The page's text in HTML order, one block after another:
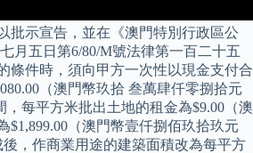
批示宣告，並在《澳門特別行政區公
月五日第6/80/M號法律第一百二十五
條件時，須向甲方一次性以現金支付合
（澳門幣玖拾 叁萬肆仟零捌拾元
，每平方米批出土地的租金為$9.00（澳
$1,899.00（澳門幣壹仟捌佰玖拾玖元
，作商業用途的建築面積改為每平方